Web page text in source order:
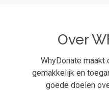
Over
WhyDonate
gemakkelijk en
goede doelen